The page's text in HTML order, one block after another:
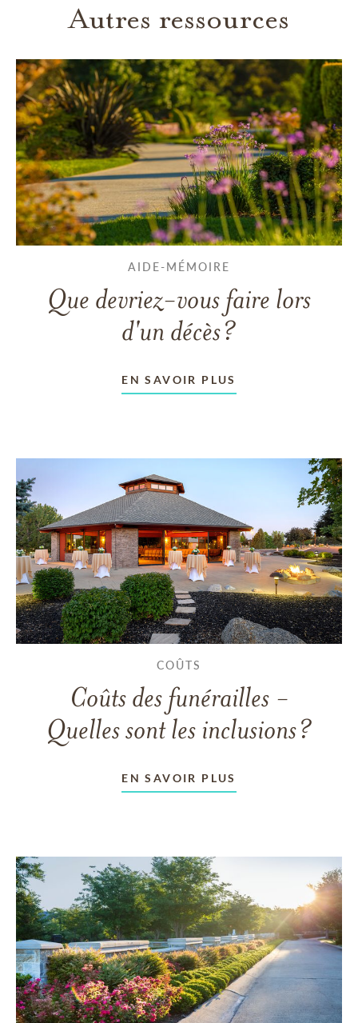
Autres ressources
AIDE-MÉMOIRE
Que devriez-vous faire lors
d'un décès?
EN SAVOIR PLUS
COÛTS
Coûts des funérailles -
Quelles sont les inclusions?
EN SAVOIR PLUS